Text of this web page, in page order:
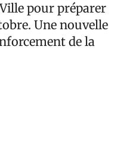
pour préparer
Une nouvelle
de la